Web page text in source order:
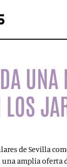
LOS
de Sevilla
amplia oferta